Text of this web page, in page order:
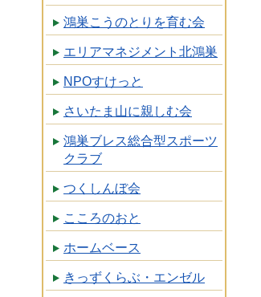
鴻巣こうのとりを育む会
エリアマネジメント北鴻巣
NPOすけっと
さいたま山に親しむ会
鴻巣ブレス総合型スポーツ
クラブ
つくしんぼ会
こころのおと
ホームベース
きっずくらぶ・エンゼル